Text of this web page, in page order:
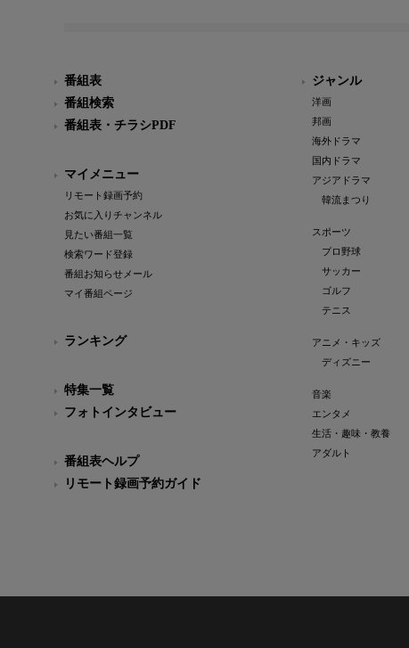
番組表
番組検索
番組表・チラシPDF
マイメニュー
リモート録画予約
お気に入りチャンネル
見たい番組一覧
検索ワード登録
番組お知らせメール
マイ番組ページ
ランキング
特集一覧
フォトインタビュー
番組表ヘルプ
リモート録画予約ガイド
ジャンル
洋画
邦画
海外ドラマ
国内ドラマ
アジアドラマ
韓流まつり
スポーツ
プロ野球
サッカー
ゴルフ
テニス
アニメ・キッズ
ディズニー
音楽
エンタメ
生活・趣味・教養
アダルト